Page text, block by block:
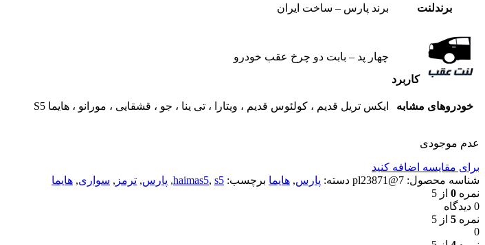
برندلنت برند پارس – ساخت ایران
کاربرد
چهار پد – بابت دو چرخ عقب خودرو
خودروهای مشابه ایکس تریل قدیم ، کولئوس قدیم ، ویتارا ، تی ینا ، جو ، قشقایی ، مورانو ، هایما S5
عدم موجودی
برای مقایسه اضافه کنید
شناسه محصول: 7@pl23871 دسته: پارس, هایما برچسب: haimas5, s5
, پارس, ترمز , سواری, هایما
نمره 0 از 5
0 دیدگاه
نمره 5 از 5
0